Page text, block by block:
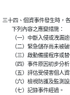
三十四、個資事件發生時，
        下列內容之應變措施：
（一）中斷入侵或洩漏
（二）緊急儲存尚未被
（三）啟動備援程序或
（四）事件原因初步分析
（五）評估受侵害個人
（六）檢視防護及監測
        （七）記錄事件經過。